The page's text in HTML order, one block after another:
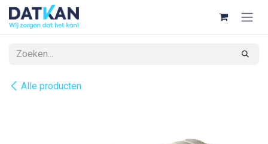
Overslaan naar inhoud
Alle producten